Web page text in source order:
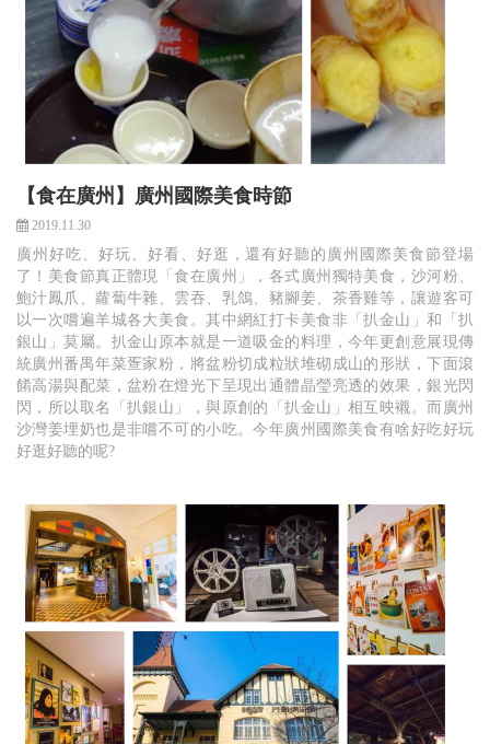
【食在廣州】廣州國際美食時節
2019.11.30
廣州好吃、好玩、好看、好逛，還有好聽的廣州國際美食節登場
了！美食節真正體現「食在廣州」，各式廣州獨特美食，沙河粉、
鮑汁鳳爪、蘿蔔牛雜、雲吞、乳鴿、豬腳姜、茶香雞等，讓遊客可
以一次嚐遍羊城各大美食。其中網紅打卡美食非「扒金山」和「扒
銀山」莫屬。扒金山原本就是一道吸金的料理，今年更創意展現傳
統廣州番禺年菜疍家粉，將盆粉切成粒狀堆砌成山的形狀，下面滾
餚高湯與配菜，盆粉在燈光下呈現出通體晶瑩亮透的效果，銀光閃
閃，所以取名「扒銀山」，與原創的「扒金山」相互映襯。而廣州
沙灣姜埋奶也是非嚐不可的小吃。今年廣州國際美食有啥好吃好玩
好逛好聽的呢?